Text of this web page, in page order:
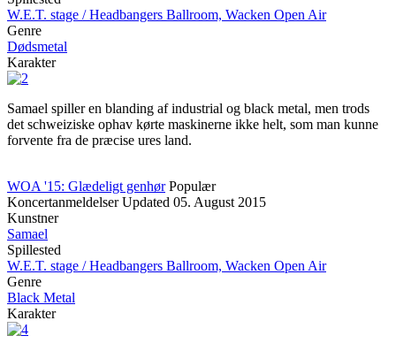
W.E.T. stage / Headbangers Ballroom, Wacken Open Air
Genre
Dødsmetal
Karakter
Samael spiller en blanding af industrial og black metal, men trods
det schweiziske ophav kørte maskinerne ikke helt, som man kunne
forvente fra de præcise ures land.
WOA '15: Glædeligt genhør Populær
Koncertanmeldelser Updated 05. August 2015
Kunstner
Samael
Spillested
W.E.T. stage / Headbangers Ballroom, Wacken Open Air
Genre
Black Metal
Karakter